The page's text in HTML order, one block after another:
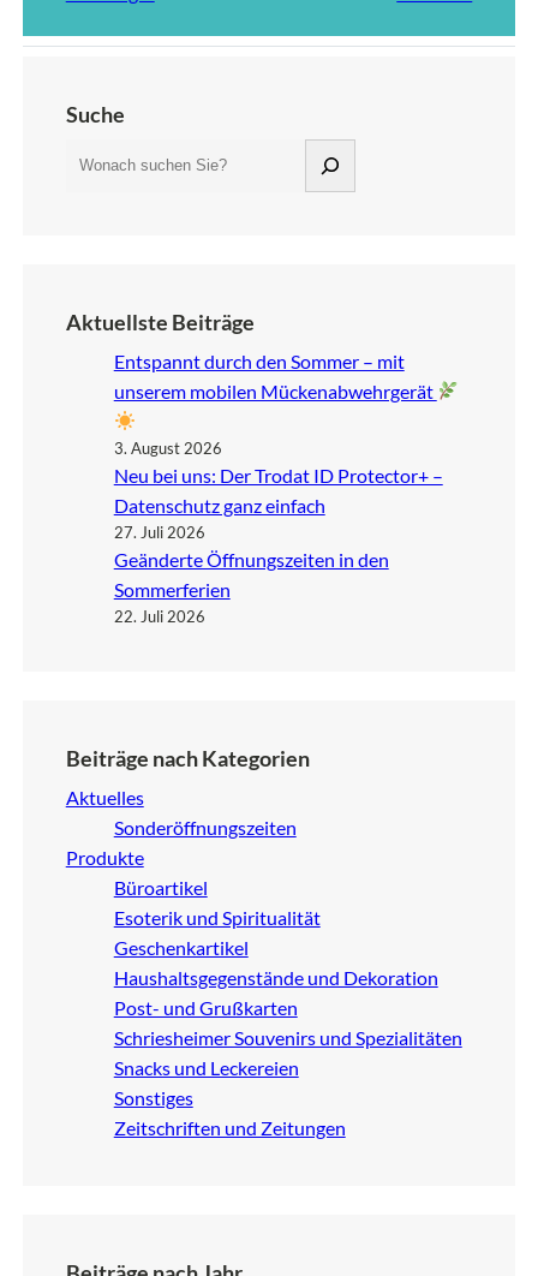
Suche
Aktuellste Beiträge
Entspannt durch den Sommer – mit
unserem mobilen Mückenabwehrgerät
3. August 2026
Neu bei uns: Der Trodat ID Protector+ –
Datenschutz ganz einfach
27. Juli 2026
Geänderte Öffnungszeiten in den
Sommerferien
22. Juli 2026
Beiträge nach Kategorien
Aktuelles
Sonderöffnungszeiten
Produkte
Büroartikel
Esoterik und Spiritualität
Geschenkartikel
Haushaltsgegenstände und Dekoration
Post- und Grußkarten
Schriesheimer Souvenirs und Spezialitäten
Snacks und Leckereien
Sonstiges
Zeitschriften und Zeitungen